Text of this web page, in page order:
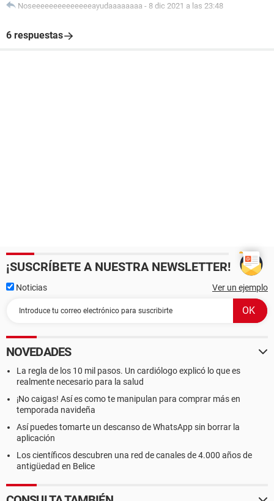
Noseeeeeeeeeeeeeeayudaaaaaaaa - 8 dic 2021 a las 23:48
6 respuestas
¡SUSCRÍBETE A NUESTRA NEWSLETTER!
Noticias Ver un ejemplo
NOVEDADES
La regla de los 10 mil pasos. Un cardiólogo explicó lo que es
realmente necesario para la salud
¡No caigas! Así es como te manipulan para comprar más en
temporada navideña
Así puedes tomarte un descanso de WhatsApp sin borrar la
aplicación
Los científicos descubren una red de canales de 4.000 años de
antigüedad en Belice